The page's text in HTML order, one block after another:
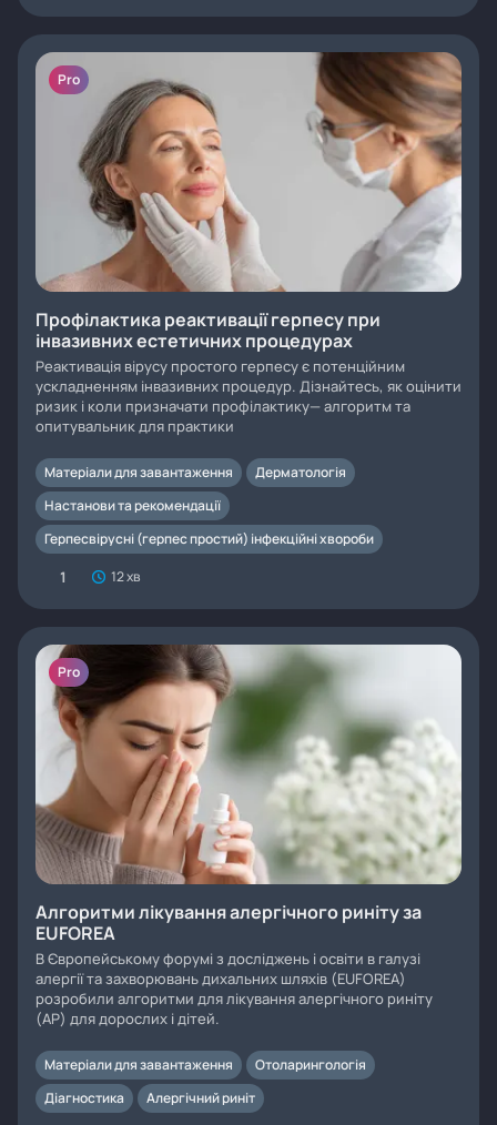
Pro
Профілактика реактивації герпесу при
інвазивних естетичних процедурах
Реактивація вірусу простого герпесу є потенційним
ускладненням інвазивних процедур. Дізнайтесь, як оцінити
ризик і коли призначати профілактику— алгоритм та
опитувальник для практики
Матеріали для завантаження
Дерматологія
Настанови та рекомендації
Герпесвірусні (герпес простий) інфекційні хвороби
1 12 хв
Pro
Алгоритми лікування алергічного риніту за
EUFOREA
В Європейському форумі з досліджень і освіти в галузі
алергії та захворювань дихальних шляхів (EUFOREA)
розробили алгоритми для лікування алергічного риніту
(АР) для дорослих і дітей.
Матеріали для завантаження
Отоларингологія
Діагностика
Алергічний риніт